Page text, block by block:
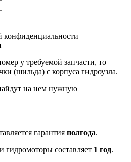
конфиденциальности
у требуемой запчасти, то
(шильда) с корпуса гидроузла.
на нем нужную
гарантия полгода.
гидромоторы составляет 1 год.